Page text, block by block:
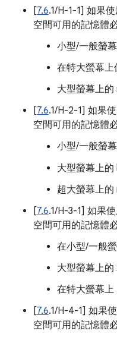
[7.6.1/H-1-1] 如果
空間可用的記憶體
小型/一般螢
在特大螢幕上
大型螢幕上的
[7.6.1/H-2-1] 如果
空間可用的記憶體
小型/一般螢
大型螢幕上的
超大螢幕上的
[7.6.1/H-3-1] 如果
空間可用的記憶體
在小型/一般
大型螢幕上的
在特大螢幕
[7.6.1/H-4-1] 如果
空間可用的記憶體